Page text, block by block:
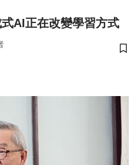
AI正在改變學習方式
儲